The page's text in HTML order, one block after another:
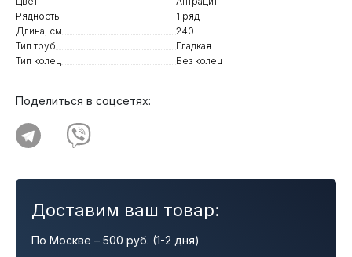
Рядность
1 ряд
Длина, см
240
Тип труб
Гладкая
Тип колец
Без колец
Поделиться в соцсетях:
Доставим ваш товар:
По Москве – 500 руб. (1-2 дня)